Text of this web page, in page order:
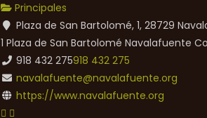
Principales
Plaza de San Bartolomé, 1, 28729
1 Plaza de San Bartolomé Navalafuente
918 432 275918 432 275
navalafuente@navalafuente.org
https://www.navalafuente.org